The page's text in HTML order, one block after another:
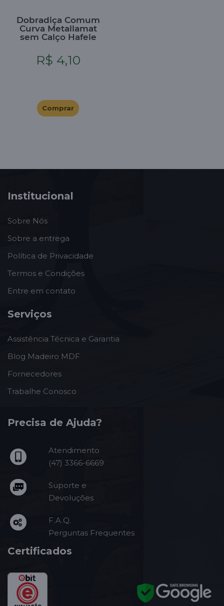
Dobradiça Comum
Curva Metallamat
sem Calço Hafele
R$ 4,10
Comprar
Institucional
Sobre Nós
Sobre a entrega
Política de Privacidade
Termos e Condições
Entre em contato
Serviços
Assistência Técnica e Garantia
Blog Madeiro MDF
Fornecedores
Trabalhe Conosco
Precisa de Ajuda?
Atendimento
(47) 3366-6669
Suporte e
Devoluções
F.A.Q.
Perguntas Frequentes
Certificados